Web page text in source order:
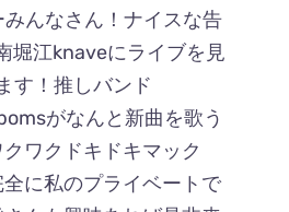
んなさん！ナイスな告
堀江knaveにライブを見
す！推しバンド
がなんと新曲を歌う
ワクドキドキマック
に私のプライベートで